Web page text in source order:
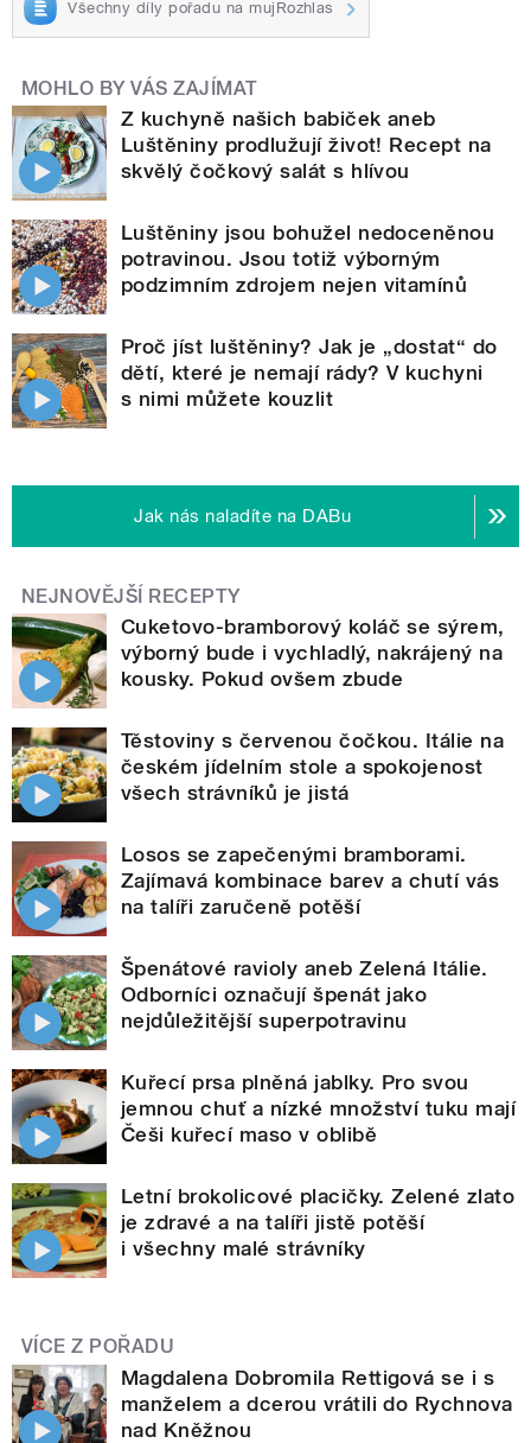
Všechny díly pořadu na mujRozhlas
MOHLO BY VÁS ZAJÍMAT
Z kuchyně našich babiček aneb
Luštěniny prodlužují život! Recept na
skvělý čočkový salát s hlívou
Luštěniny jsou bohužel nedoceněnou
potravinou. Jsou totiž výborným
podzimním zdrojem nejen vitamínů
Proč jíst luštěniny? Jak je „dostat“ do
dětí, které je nemají rády? V kuchyni
s nimi můžete kouzlit
Jak nás naladíte na DABu
NEJNOVĚJŠÍ RECEPTY
Cuketovo-bramborový koláč se sýrem,
výborný bude i vychladlý, nakrájený na
kousky. Pokud ovšem zbude
Těstoviny s červenou čočkou. Itálie na
českém jídelním stole a spokojenost
všech strávníků je jistá
Losos se zapečenými bramborami.
Zajímavá kombinace barev a chutí vás
na talíři zaručeně potěší
Špenátové ravioly aneb Zelená Itálie.
Odborníci označují špenát jako
nejdůležitější superpotravinu
Kuřecí prsa plněná jablky. Pro svou
jemnou chuť a nízké množství tuku mají
Češi kuřecí maso v oblibě
Letní brokolicové placičky. Zelené zlato
je zdravé a na talíři jistě potěší
i všechny malé strávníky
VÍCE Z POŘADU
Magdalena Dobromila Rettigová se i s
manželem a dcerou vrátili do Rychnova
nad Kněžnou